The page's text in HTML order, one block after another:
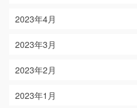
2023年4月
2023年3月
2023年2月
2023年1月